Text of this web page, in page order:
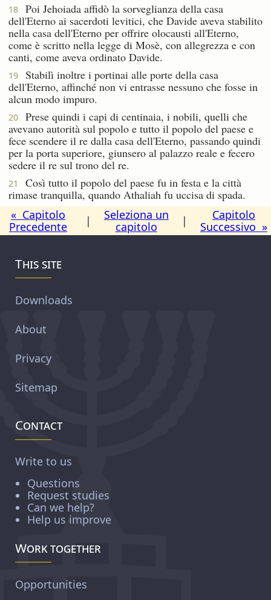
18
Poi Jehoiada affidò la sorveglianza della casa
dell'Eterno ai sacerdoti levitici, che Davide aveva stabilito
nella casa dell'Eterno per offrire olocausti all'Eterno,
come è scritto nella legge di Mosè, con allegrezza e con
canti, come aveva ordinato Davide.
19
Stabilì inoltre i portinai alle porte della casa
dell'Eterno, affinché non vi entrasse nessuno che fosse in
alcun modo impuro.
20
Prese quindi i capi di centinaia, i nobili, quelli che
avevano autorità sul popolo e tutto il popolo del paese e
fece scendere il re dalla casa dell'Eterno, passando quindi
per la porta superiore, giunsero al palazzo reale e fecero
sedere il re sul trono del re.
21
Così tutto il popolo del paese fu in festa e la città
rimase tranquilla, quando Athaliah fu uccisa di spada.
« Capitolo
Precedente
|
Seleziona un
capitolo
|
Capitolo
Successivo »
This site
Downloads
About
Privacy
Sitemap
Contact
Write to us
Questions
Request studies
Can we help?
Help us improve
Work together
Opportunities